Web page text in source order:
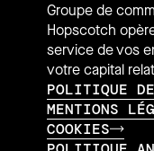
Groupe de
Hopscotch
service de vos
votre capital
POLITIQUE
MENTIONS
COOKIES